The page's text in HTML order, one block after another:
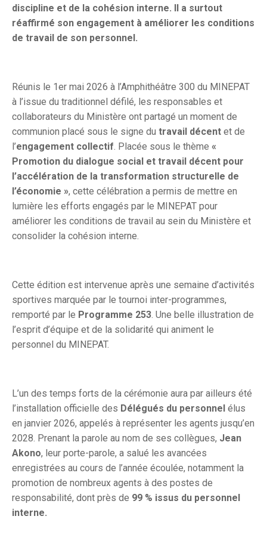
discipline et de la cohésion interne. Il a surtout
réaffirmé son engagement à améliorer les conditions
de travail de son personnel.
Réunis le 1er mai 2026 à l’Amphithéâtre 300 du MINEPAT
à l’issue du traditionnel défilé, les responsables et
collaborateurs du Ministère ont partagé un moment de
communion placé sous le signe du travail décent et de
l’engagement collectif. Placée sous le thème «
Promotion du dialogue social et travail décent pour
l’accélération de la transformation structurelle de
l’économie », cette célébration a permis de mettre en
lumière les efforts engagés par le MINEPAT pour
améliorer les conditions de travail au sein du Ministère et
consolider la cohésion interne.
Cette édition est intervenue après une semaine d’activités
sportives marquée par le tournoi inter-programmes,
remporté par le Programme 253. Une belle illustration de
l’esprit d’équipe et de la solidarité qui animent le
personnel du MINEPAT.
L’un des temps forts de la cérémonie aura par ailleurs été
l’installation officielle des Délégués du personnel élus
en janvier 2026, appelés à représenter les agents jusqu’en
2028. Prenant la parole au nom de ses collègues, Jean
Akono, leur porte-parole, a salué les avancées
enregistrées au cours de l’année écoulée, notamment la
promotion de nombreux agents à des postes de
responsabilité, dont près de 99 % issus du personnel
interne.